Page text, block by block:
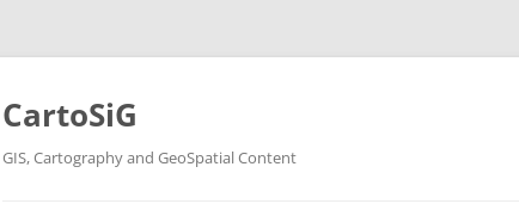
Saltar
CartoSiG
GIS, Cartography and GeoSpatial Content